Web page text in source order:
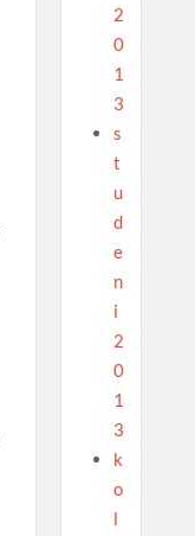
2
0
1
3
s
t
u
d
e
n
i
2
0
1
3
k
o
l